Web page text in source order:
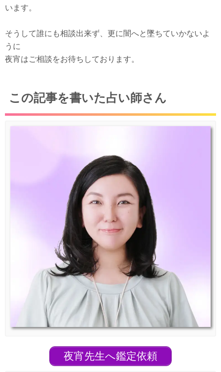
います。
そうして誰にも相談出来ず、更に闇へと墜ちていかないよ
うに
夜宵はご相談をお待ちしております。
この記事を書いた占い師さん
夜宵先生へ鑑定依頼